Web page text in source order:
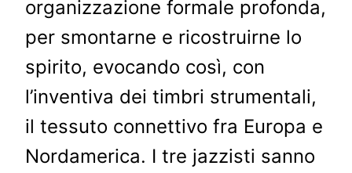
organizzazione formale profonda,
per smontarne e ricostruirne lo
spirito, evocando così, con
l’inventiva dei timbri strumentali,
il tessuto connettivo fra Europa e
Nordamerica. I tre jazzisti sanno